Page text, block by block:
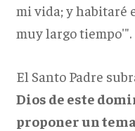
mi vida; y habitaré
muy largo tiempo'".
El Santo Padre
Dios de este
proponer un